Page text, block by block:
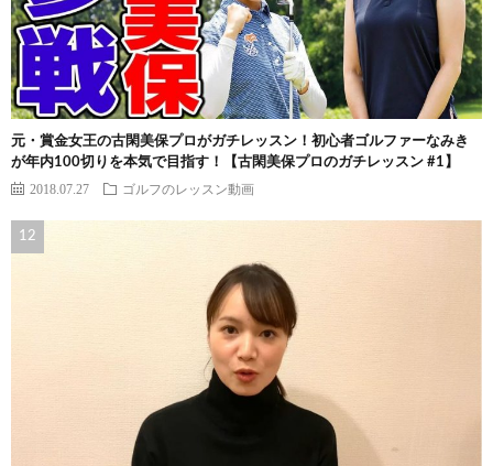
元・賞金女王の古閑美保プロがガチレッスン！初心者ゴルファーなみき
が年内100切りを本気で目指す！【古閑美保プロのガチレッスン #1】
2018.07.27 ゴルフのレッスン動画